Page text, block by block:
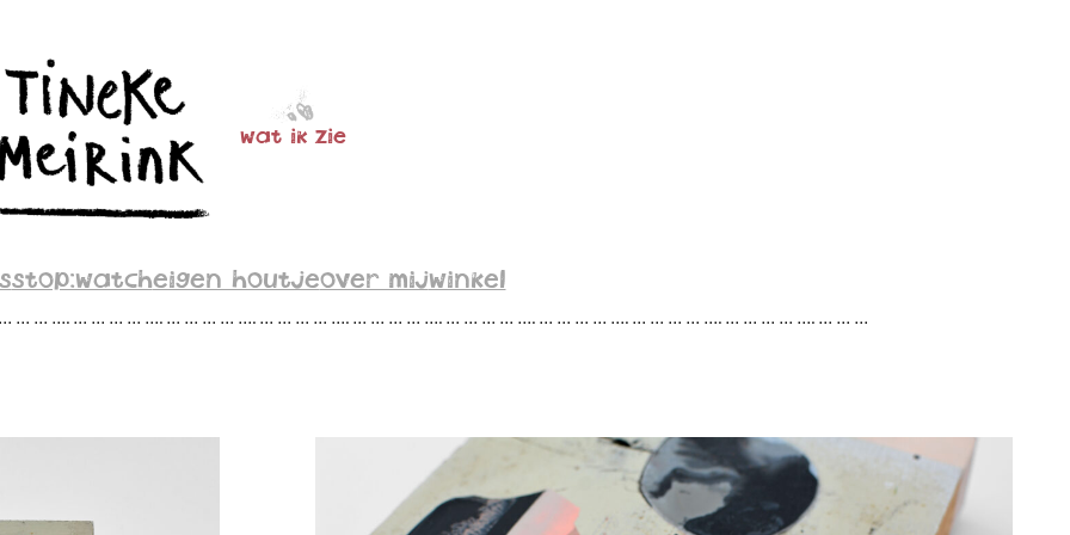
wat ik zie
stop:watcheigen houtjeover mijwinkel
… … …. … … … … …. … … … … …. … … … … …. … … … … …. … … … … …. … … … … …. … … … … …. … … … … …. … … …